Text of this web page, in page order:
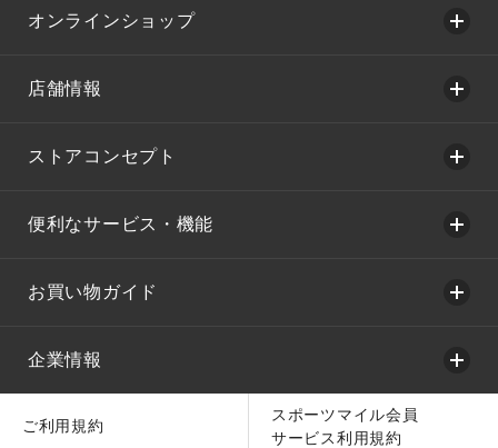
オンラインショップ
店舗情報
ストアコンセプト
便利なサービス・機能
お買い物ガイド
企業情報
ご利用規約
スポーツマイル会員
サービス利用規約